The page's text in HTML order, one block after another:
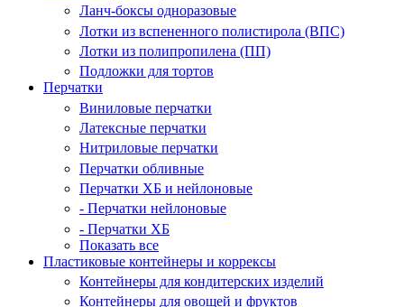
Ланч-боксы одноразовые
Лотки из вспененного полистирола (ВПС)
Лотки из полипропилена (ПП)
Подложки для тортов
Перчатки
Виниловые перчатки
Латексные перчатки
Нитриловые перчатки
Перчатки обливные
Перчатки ХБ и нейлоновые
- Перчатки нейлоновые
- Перчатки ХБ
Показать все
Пластиковые контейнеры и коррексы
Контейнеры для кондитерских изделий
Контейнеры для овощей и фруктов